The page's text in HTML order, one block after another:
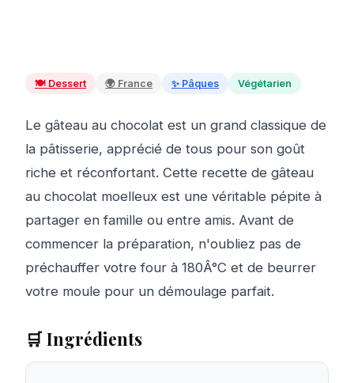
🍽️ Dessert 🌍 France ✨ Pâques Végétarien
Le gâteau au chocolat est un grand classique de
la pâtisserie, apprécié de tous pour son goût
riche et réconfortant. Cette recette de gâteau
au chocolat moelleux est une véritable pépite à
partager en famille ou entre amis. Avant de
commencer la préparation, n'oubliez pas de
préchauffer votre four à 180Â°C et de beurrer
votre moule pour un démoulage parfait.
🛒 Ingrédients